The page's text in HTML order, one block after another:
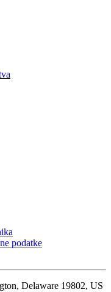
podatke
Delaware 19802, US